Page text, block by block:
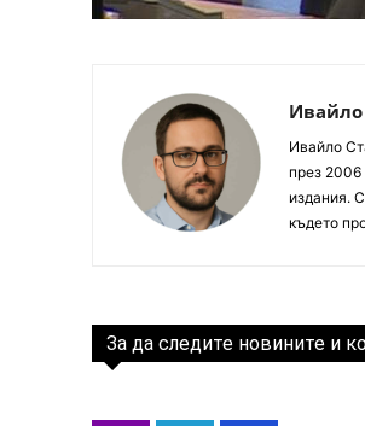
Ивайло
Ивайло
през 2006
издания.
където
За да следите новините и